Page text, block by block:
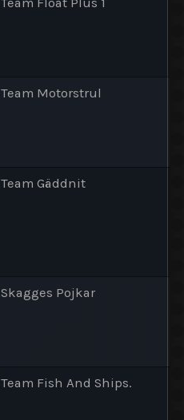
Team Motorstrul
Team Gäddnit
Skagges Pojkar
Team Fish And Ships.